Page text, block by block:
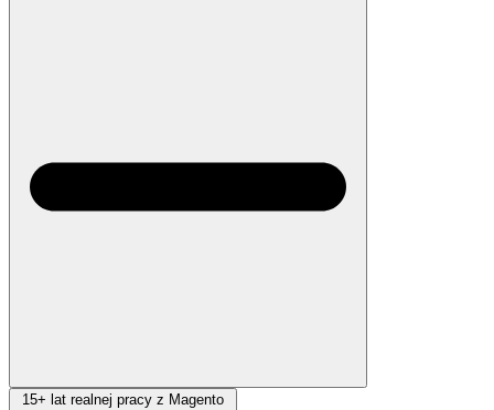
15+ lat realnej pracy z Magento